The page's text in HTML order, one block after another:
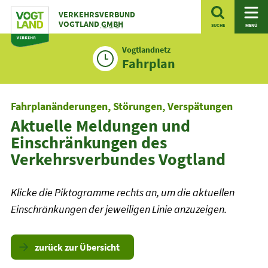
Zum
Inhalt
VERKEHRSVERBUND
VOGTLANDGMBH SUCHE MENÜ
Vogtlandnetz
Fahrplan
Fahrplanänderungen, Störungen, Verspätungen
Aktuelle Meldungen und
Einschränkungen des
Verkehrsverbundes Vogtland
Klicke die Piktogramme rechts an, um die aktuellen
Einschränkungen der jeweiligen Linie anzuzeigen.
zurück zur Übersicht